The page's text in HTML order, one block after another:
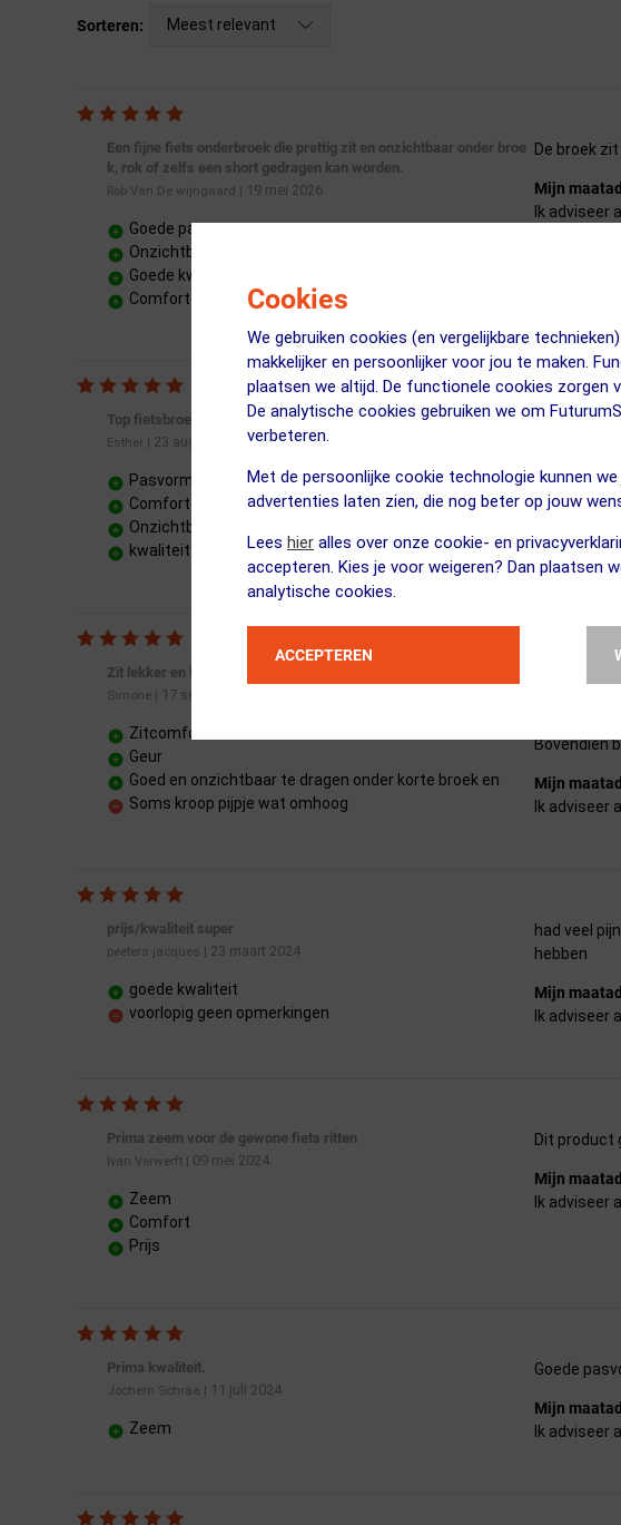
Cookies
We gebruiken cookies (en vergelijkbare
makkelijker en persoonlijker voor jou te maken.
plaatsen we altijd. De functionele cookies zorgen
De analytische cookies gebruiken we om
verbeteren.
Met de persoonlijke cookie technologie kunnen
advertenties laten zien, die nog beter op jouw
Lees hier alles over onze cookie- en
accepteren. Kies je voor weigeren? Dan plaatsen
analytische cookies.
ACCEPTEREN
Sorteren: Meest relevant
Een fijne fiets onderbroek die prettig zit en onzichtbaar onder broe
k, rok of zelfs een short gedragen kan worden.
Rob Van De wijngaard | 19 mei 2026
Goede pasvorm
Onzichtbaar te dragen
Goede kwaliteit
Comfort
De broek
Mijn
Ik adviseer
Top fietsbroek!
Esther | 23 augustus 2025
Pasvorm
Comfort
Onzichtbaar te dragen in broek
kwaliteit
Tientallen
zithouding
Mijn
Ik adviseer
Zit lekker en kan goed onder jurk
Simone| 17 september 2023
Zitcomfort
Geur
Goed en onzichtbaar te dragen onder korte broek en
Soms kroop pijpje wat omhoog
Voor
broek als
Bovendien
Mijn
Ik adviseer
prijs/kwaliteit super
peeters jacques | 23 maart 2024
goede kwaliteit
voorlopig geen opmerkingen
had veel
hebben
Mijn
Ik adviseer
Prima zeem voor de gewone fiets ritten
Ivan Verwerft| 09 mei 2024
Zeem
Comfort
Prijs
Dit product
Mijn
Ik adviseer
Prima kwaliteit.
Jochem Schraa | 11 juli 2024
Zeem
Goede
Mijn
Ik adviseer